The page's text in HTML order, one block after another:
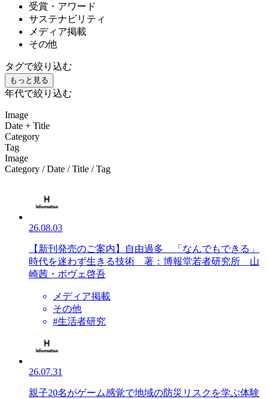
受賞・アワード
サステナビリティ
メディア掲載
その他
タグで絞り込む
もっと見る
年代で絞り込む
Image
Date + Title
Category
Tag
Image
Category / Date / Title / Tag
26.08.03
【新刊発売のご案内】自由過多 「なんでもできる」
時代を迷わず生きる技術 著：博報堂若者研究所 山
崎茜・ボヴェ啓吾
メディア掲載
その他
#生活者研究
26.07.31
親子20名がゲーム感覚で地域の防災リスクを学ぶ体験